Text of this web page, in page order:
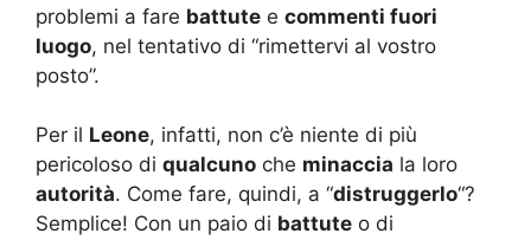
problemi a fare battute e commenti fuori
luogo, nel tentativo di “rimettervi al vostro
posto”.
Per il Leone, infatti, non c’è niente di più
pericoloso di qualcuno che minaccia la loro
autorità. Come fare, quindi, a “distruggerlo“?
Semplice! Con un paio di battute o di